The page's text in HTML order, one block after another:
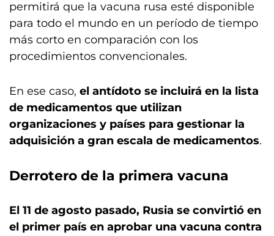
permitirá que la vacuna rusa esté disponible
para todo el mundo en un período de tiempo
más corto en comparación con los
procedimientos convencionales.
En ese caso, el antídoto se incluirá en la lista
de medicamentos que utilizan
organizaciones y países para gestionar la
adquisición a gran escala de medicamentos.
Derrotero de la primera vacuna
El 11 de agosto pasado, Rusia se convirtió en
el primer país en aprobar una vacuna contra